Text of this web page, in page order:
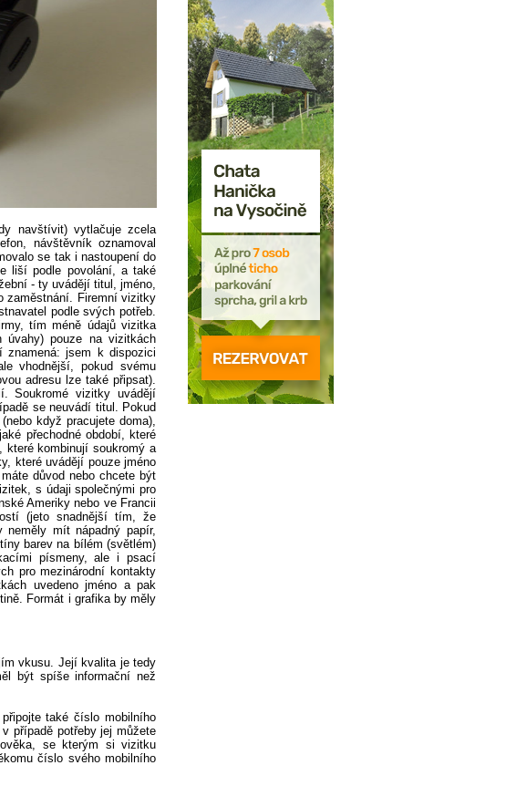
navštívit) vytlačuje zcela
návštěvník oznamoval
se tak i nastoupení do
liší podle povolání, a také
- ty uvádějí titul, jméno,
zaměstnání. Firemní vizitky
podle svých potřeb.
tím méně údajů vizitka
úvahy) pouze na vizitkách
znamená: jsem k dispozici
vhodnější, pokud svému
adresu lze také připsat).
Soukromé vizitky uvádějí
se neuvádí titul. Pokud
když pracujete doma),
přechodné období, které
kombinují soukromý a
které uvádějí pouze jméno
důvod nebo chcete být
s údaji společnými pro
Ameriky nebo ve Francii
(jeto snadnější tím, že
mít nápadný papír,
barev na bílém (světlém)
písmeny, ale i psací
pro mezinárodní kontakty
uvedeno jméno a pak
Formát i grafika by měly
vkusu. Její kvalita je tedy
být spíše informační než
také číslo mobilního
případě potřeby jej můžete
se kterým si vizitku
číslo svého mobilního